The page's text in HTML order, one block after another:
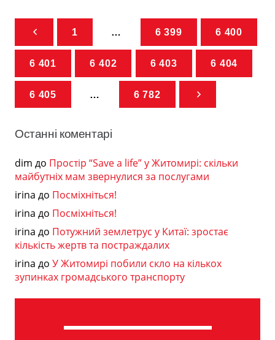
1 … 6 399 6 400
6 401 6 402 6 403 6 404
6 405 … 6 782
Останні коментарі
dim до Простір “Save a life” у Житомирі: скільки
майбутніх мам звернулися за послугами
irina до Посміхніться!
irina до Посміхніться!
irina до Потужний землетрус у Китаї: зростає
кількість жертв та постраждалих
irina до У Житомирі побили скло на кількох
зупинках громадського транспорту